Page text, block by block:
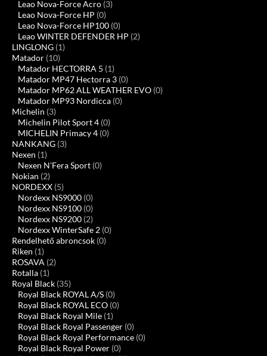
Leao Nova-Force Acro (3)
Leao Nova-Force HP (0)
Leao Nova-Force HP100 (0)
Leao WINTER DEFENDER HP (2)
LINGLONG (1)
Matador (10)
Matador HECTORRA 5 (1)
Matador MP47 Hectorra 3 (0)
Matador MP62 ALL WEATHER EVO (0)
Matador MP93 Nordicca (0)
Michelin (3)
Michelin Pilot Sport 4 (0)
MICHELIN Primacy 4 (0)
NANKANG (3)
Nexen (1)
Nexen N'Fera Sport (0)
Nokian (2)
NORDEXX (5)
Nordexx NS9000 (0)
Nordexx NS9100 (0)
Nordexx NS9200 (2)
Nordexx WinterSafe 2 (0)
Rendelhető abroncsok (0)
Riken (1)
ROSAVA (2)
Rotalla (1)
Royal Black (35)
Royal Black ROYAL A/S (0)
Royal Black ROYAL ECO (0)
Royal Black Royal Mile (1)
Royal Black Royal Passenger (0)
Royal Black Royal Performance (0)
Royal Black Royal Power (0)